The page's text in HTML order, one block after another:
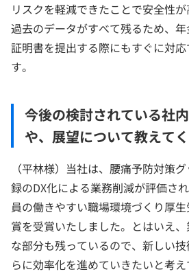
リスクを軽減できたことで安全性が
過去のデータがすべて残るため、
証明書を提出する際にもすぐに対
す。
今後の検討されている社
や、展望について教えて
（平林様）当社は、腰痛予防対策
録のDX化による業務削減が評価さ
員の働きやすい職場環境づくり厚
賞を受賞いたしました。とはいえ
な部分も残っているので、新しい
らに効率化を進めていきたいと考